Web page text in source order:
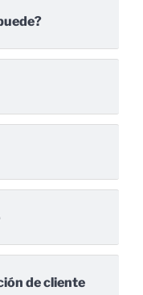
de cliente